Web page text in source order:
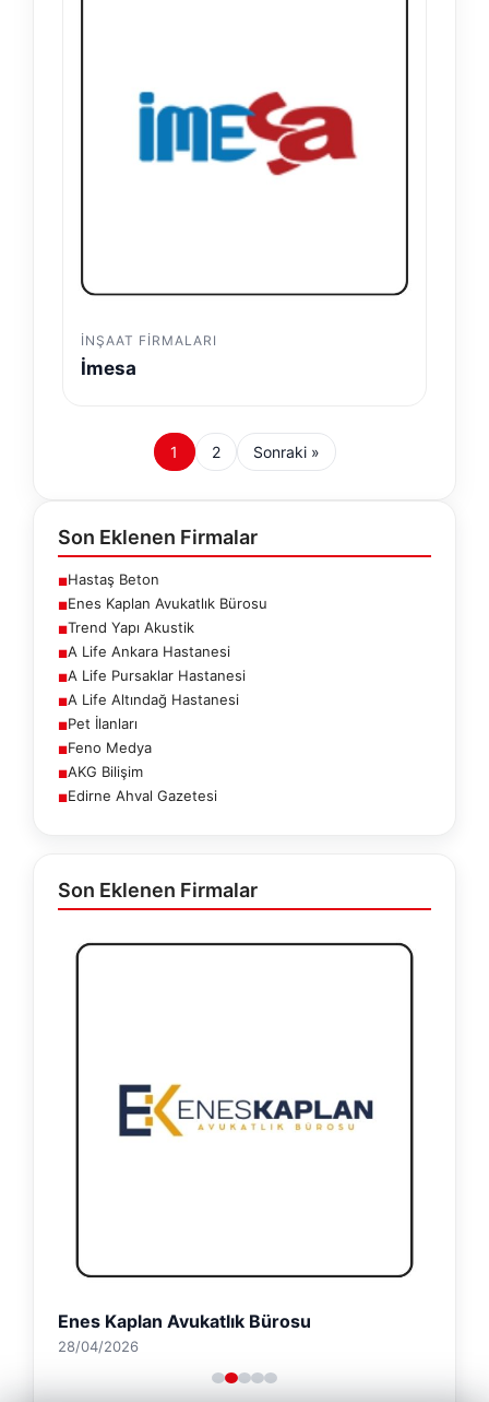
İNŞAAT FIRMALARI
İmesa
1 2 Sonraki »
Son Eklenen Firmalar
■Hastaş Beton
■Enes Kaplan Avukatlık Bürosu
■Trend Yapı Akustik
■A Life Ankara Hastanesi
■A Life Pursaklar Hastanesi
■A Life Altındağ Hastanesi
■Pet İlanları
■Feno Medya
■AKG Bilişim
■Edirne Ahval Gazetesi
Son Eklenen Firmalar
Enes Kaplan Avukatlık Bürosu
28/04/2026